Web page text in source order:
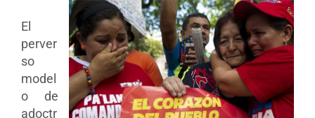
El
perver
so
model
o de
adoctr